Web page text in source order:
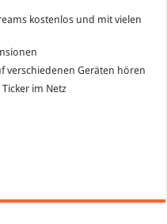
kostenlos und mit vielen
verschiedenen Geräten hören
im Netz